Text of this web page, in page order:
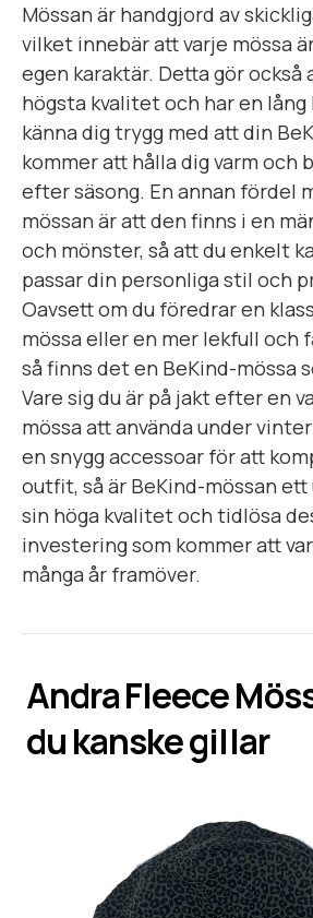
Mössan är handgjord av
vilket innebär att varje mössa
egen karaktär. Detta gör också
högsta kvalitet och har en lång
känna dig trygg med att din
kommer att hålla dig varm och
efter säsong. En annan fördel
mössan är att den finns i en
och mönster, så att du enkelt
passar din personliga stil och
Oavsett om du föredrar en
mössa eller en mer lekfull och
så finns det en BeKind-mössa
Vare sig du är på jakt efter en
mössa att använda under
en snygg accessoar för att
outfit, så är BeKind-mössan
sin höga kvalitet och tidlösa
investering som kommer att
många år framöver.
AndraFleece
du kanske gillar